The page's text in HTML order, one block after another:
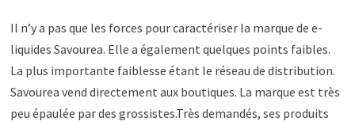
Il n’y a pas que les forces pour caractériser la marque de e-
liquides Savourea. Elle a également quelques points faibles.
La plus importante faiblesse étant le réseau de distribution.
Savourea vend directement aux boutiques. La marque est très
peu épaulée par des grossistes.Très demandés, ses produits